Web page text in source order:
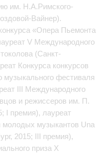
им. Н.А.Римского-
Вайнер).
«Опера Пьемонта
V Международного
(Санкт-
Конкурса конкурсов
музыкального фестиваля
III Международного
и режиссеров им. П.
I премия), лауреат
молодых музыкантов Una
2015; III премия),
приза X